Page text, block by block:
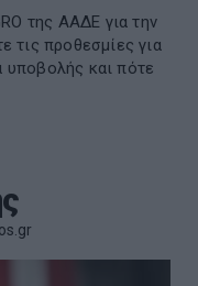
της ΑΑΔΕ για την
τις προθεσμίες για
υποβολής και πότε